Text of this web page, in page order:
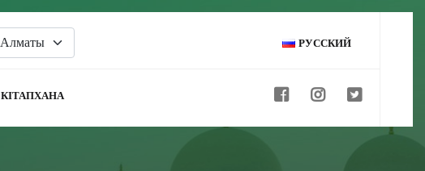
РУССКИЙ
КІТАПХАНА